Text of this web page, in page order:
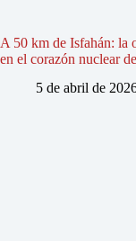
A 50 km de Isfahán: la
en el corazón nuclear
5 de abril de